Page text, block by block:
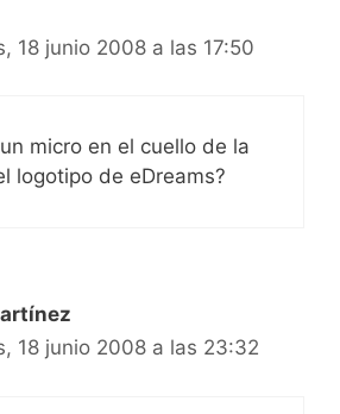
18 junio 2008 a las 17:50
micro en el cuello de la
logotipo de eDreams?
18 junio 2008 a las 23:32